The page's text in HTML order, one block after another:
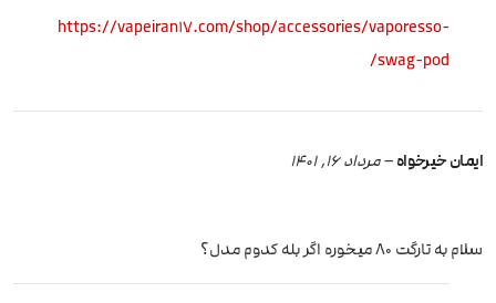
https://vapeiran17.com/shop/accessories/vaporesso-
swag-pod/
ایمان خیرخواه–مرداد 16, 1401
سلام به تارگت 80 میخوره اگر بله کدوم مدل؟